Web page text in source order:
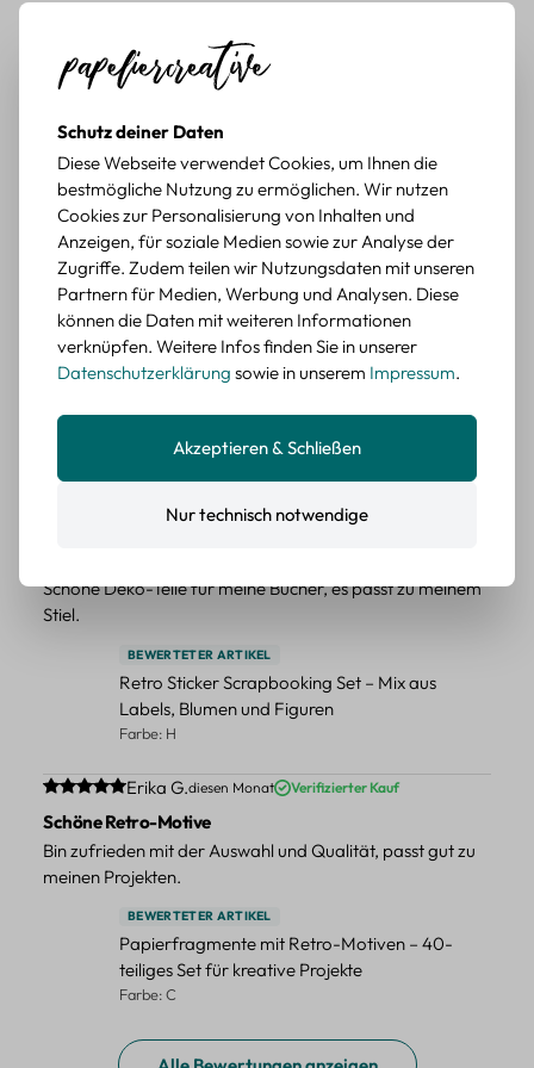
Schöne Motive
Tolle Motive, Briefmarken gehen zu vielen Projekten,
BEWERTETER ARTIKEL
Retro Briefmarken Sticker Set – 45 Papier-
Sticker mit Wald- und Tiermotiven
Durchschnittliche Bewertung von 5 von 5 Sternen
Erika G. diesen Monat Verifizierter Kauf
Schöne Motive
Die Sticker passen gut zu meinen Büchern, würde sie
wieder kaufen.
Retro Blumen Sticker Set – 45 Stück mit 15
verschiedene Motive
Durchschnittliche Bewertung von 5 von 5 Sternen
Erika G.diesen Monat Verifizierter Kauf
Schöne Deko-Teile für meine Bücher, es passt zu meinem
Stiel.
BEWERTETER ARTIKEL
Retro Sticker Scrapbooking Set – Mix aus
Labels, Blumen und Figuren
Farbe: H
Durchschnittliche Bewertung von 5 von 5 Sternen
Erika G.diesen Monat Verifizierter Kauf
Schöne Retro-Motive
Bin zufrieden mit der Auswahl und Qualität, passt gut zu
meinen Projekten.
BEWERTETER ARTIKEL
Papierfragmente mit Retro-Motiven – 40-
teiliges Set für kreative Projekte
Farbe: C
Schutz deiner Daten
Diese Webseite verwendet Cookies, um Ihnen die
bestmögliche Nutzung zu ermöglichen. Wir nutzen
Cookies zur Personalisierung von Inhalten und
Anzeigen, für soziale Medien sowie zur Analyse der
Zugriffe. Zudem teilen wir Nutzungsdaten mit unseren
Partnern für Medien, Werbung und Analysen. Diese
können die Daten mit weiteren Informationen
verknüpfen. Weitere Infos finden Sie in unserer
Datenschutzerklärung sowie in unserem Impressum.
Nur technisch notwendige
Akzeptieren & Schließen